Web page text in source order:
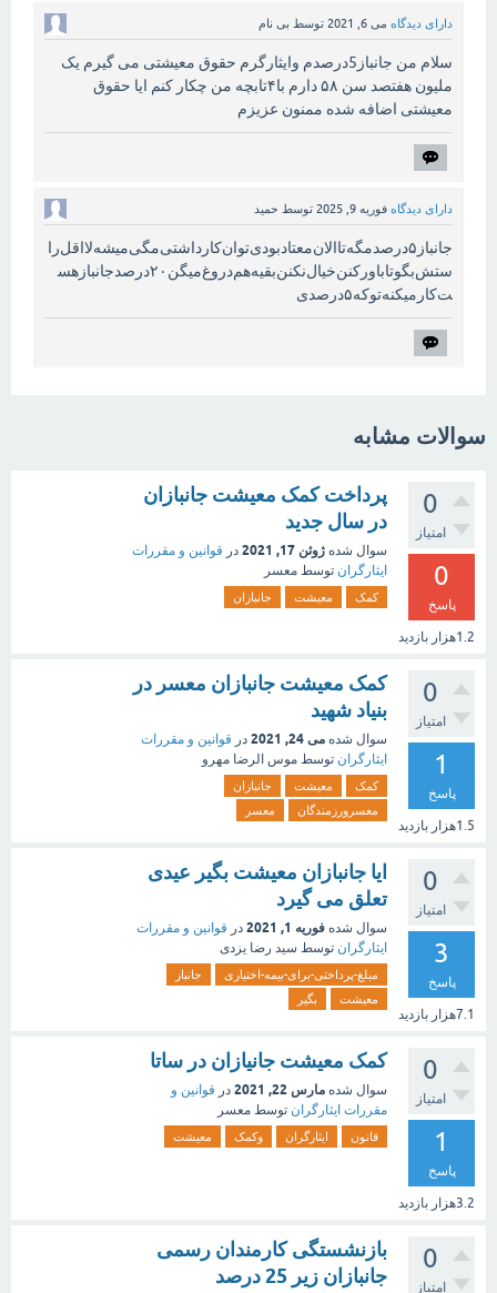
دارای دیدگاه می 6, 2021 توسط بی نام
سلام من جانباز5درصدم وایثارگرم حقوق معیشتی می گیرم یک
ملیون هفتصد سن ۵۸ دارم با۴تابچه من چکار کنم ایا حقوق
معیشتی اضافه شده ممنون عزیزم
دارای دیدگاه فوریه 9, 2025 توسط حمید
جانباز۵درصد‌مگه‌تاالان‌معتاد‌بودی‌‌توان‌کارداشتی‌‌مگی‌میشه‌‌لااقل‌را
ستش‌بگو‌تاباورکنن‌خیال‌نکنن‌بقیه‌هم‌دروغ‌میگن‌‌۲۰درصد‌جانباز‌هس
ت‌کارمیکنه‌‌توکه‌۵درصدی‌
سوالات مشابه
0
امتیاز
0
پاسخ
1.2هزار بازدید
پرداخت کمک معیشت جانبازان
در سال جدید
سوال شده ژوئن 17, 2021 در قوانین و مقررات
ایثارگران توسط معسر
کمک معیشت جانبازان
0
امتیاز
1
پاسخ
1.5هزار بازدید
کمک معیشت جانبازان معسر در
بنیاد شهید
سوال شده می 24, 2021 در قوانین و مقررات
ایثارگران توسط موس الرضا مهرو
کمک معیشت
جانبازان
معسرورزمندگان
معسر
0
امتیاز
3
پاسخ
7.1هزار بازدید
ایا جانبازان معیشت بگیر عیدی
تعلق می گیرد
سوال شده فوریه 1, 2021 در قوانین و مقررات
ایثارگران توسط سید رضا یزدی
مبلغ-پرداختی-برای-بیمه-اختیاری
جانباز
معیشت
بگیر
0
امتیاز
1
پاسخ
3.2هزار بازدید
کمک معیشت جانیازان در ساتا
سوال شده مارس 22, 2021 در قوانین و
مقررات ایثارگران توسط معسر
قانون ایثارگران وکمک معیشت
0
امتیاز
بازنشستگی کارمندان رسمی
جانبازان زیر 25 درصد